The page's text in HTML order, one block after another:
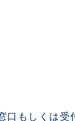
口もしくは